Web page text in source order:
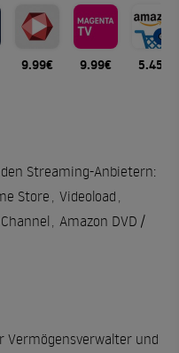
9.99€ 9.99€ 5.45€
Streaming-Anbietern:
Store Videoload
Amazon DVD /
Vermögensverwalter und